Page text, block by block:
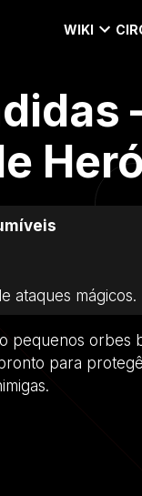
WIKI
ataques mágicos.
pequenos
para